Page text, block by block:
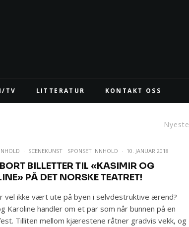
TV LITTERATUR KONTAKT OSS
Nyeste
· SCENEKUNST SPONSET INNHOLD · 10. JANUAR 2018
BILLETTER TIL «KASIMIR OG
PÅ DET NORSKE TEATRET!
vel ikke vært ute på byen i selvdestruktive ærend?
Karoline handler om et par som når bunnen på en
Tilliten mellom kjærestene råtner gradvis vekk, og